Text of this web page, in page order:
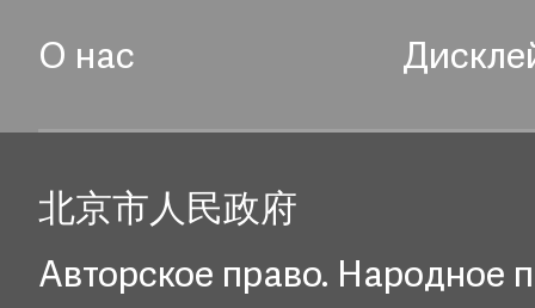
О нас
北京市人民政府
Авторское право. Народное